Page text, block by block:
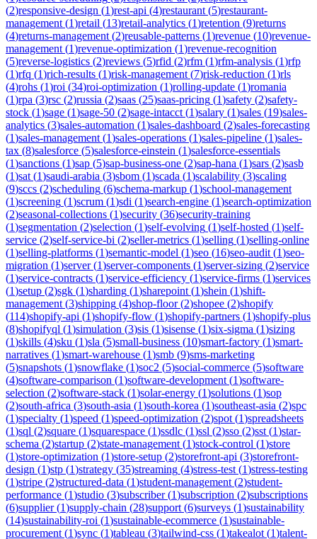
(2)responsive-design (1)rest-api (4)restaurant (5)restaurant-
management (1)retail (13)retail-analytics (1)retention (9)returns
(4)returns-management (2)reusable-patterns (1)revenue (10)revenue-
management (1)revenue-optimization (1)revenue-recognition
(5)reverse-logistics (2)reviews (5)rfid (2)rfm (1)rfm-analysis (1)rfp
(1)rfq (1)rich-results (1)risk-management (7)risk-reduction (1)rls
(4)rohs (1)roi (34)roi-optimization (1)rolling-update (1)romania
(1)rpa (3)rsc (2)russia (2)saas (25)saas-pricing (1)safety (2)safety-
stock (1)sage (1)sage-50 (2)sage-intacct (1)salary (1)sales (19)sales-
analytics (3)sales-automation (1)sales-dashboard (2)sales-forecasting
(1)sales-management (1)sales-operations (1)sales-pipeline (1)sales-
tax (8)salesforce (5)salesforce-einstein (1)salesforce-essentials
(1)sanctions (1)sap (5)sap-business-one (2)sap-hana (1)sars (2)sasb
(1)sat (1)saudi-arabia (3)sbom (1)scada (1)scalability (3)scaling
(9)sccs (2)scheduling (6)schema-markup (1)school-management
(1)screening (1)scrum (1)sdi (1)search-engine (1)search-optimization
(2)seasonal-collections (1)security (36)security-training
(1)segmentation (2)selection (1)self-evolving (1)self-hosted (1)self-
service (2)self-service-bi (2)seller-metrics (1)selling (1)selling-online
(1)selling-platforms (1)semantic-model (1)seo (16)seo-audit (1)seo-
migration (1)server(1)server-components (1)server-sizing (2)service
(1)service-contracts (1)service-efficiency (1)service-firms (1)services
(1)setup (2)sgk (1)sharding (1)sharepoint (1)shein (1)shift-
management (3)shipping (4)shop-floor(2)shopee (2)shopify
(114)shopify-api (1)shopify-flow (1)shopify-partners (1)shopify-plus
(8)shopifyql (1)simulation (3)sis (1)sisense (1)six-sigma (1)sizing
(1)skills (4)sku (1)sla (5)small-business (10)smart-factory (1)smart-
narratives (1)smart-warehouse (1)smb (9)sms-marketing
(5)snapshots (1)snowflake (1)soc2 (5)social-commerce (5)software
(4)software-comparison (1)software-development (1)software-
selection (2)software-stack (1)solar-energy (1)solutions (1)sop
(2)south-africa (3)south-asia (1)south-korea (1)southeast-asia (2)spc
(1)specialty (1)speed (1)speed-optimization (2)spot (1)spreadsheets
(1)sql (2)square (1)squarespace (1)ssdlc (1)ssl (2)sso (2)sst (1)star-
schema (2)startup (2)state-management (1)stock-control (1)store
(1)store-optimization (1)store-setup (2)storefront-api (3)storefront-
design (1)stp (1)strategy (35)streaming (4)stress-test (1)stress-testing
(1)stripe (2)structured-data (1)student-management (2)student-
performance (1)studio (3)subscriber(1)subscription (2)subscriptions
(6)supplier(1)supply-chain (28)support (6)surveys (1)sustainability
(14)sustainability-roi (1)sustainable-ecommerce (1)sustainable-
procurement (1)sync (1)tableau (3)tailwind-css (1)takealot (1)talent-